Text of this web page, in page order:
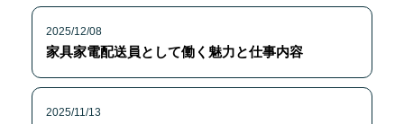
2025/12/08
家具家電配送員として働く魅力と仕事内容
2025/11/13